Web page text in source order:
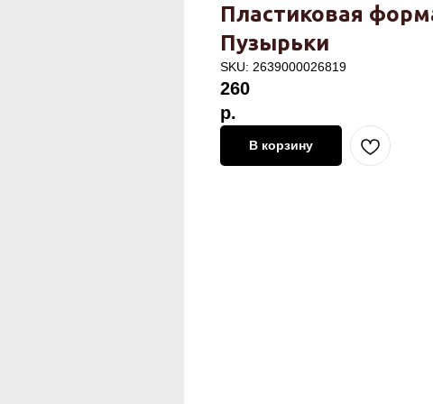
Пластиковая
Пузырьки
SKU: 2639000026819
260
р.
В корзину